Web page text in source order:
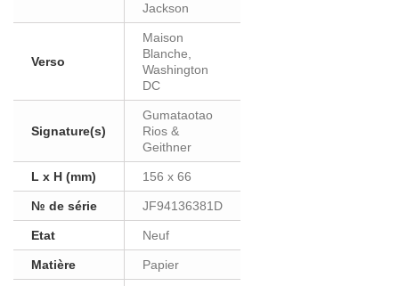
Jackson
Verso
Maison
Blanche,
Washington
DC
Signature(s)
Gumataotao
Rios &
Geithner
L x H (mm) 156 x 66
№ de série JF94136381D
Etat Neuf
Matière Papier